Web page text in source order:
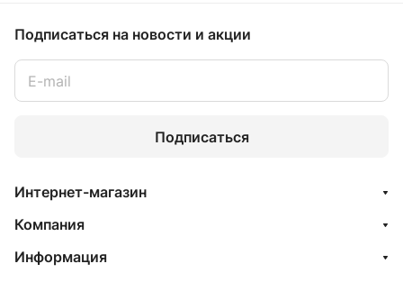
Подписаться на новости и акции
Подписаться
Интернет-магазин
Компания
Информация